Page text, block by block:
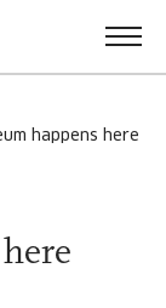
happens here